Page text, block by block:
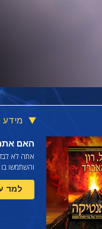
מידע
האם
אתה לא
והשתמשו
למד